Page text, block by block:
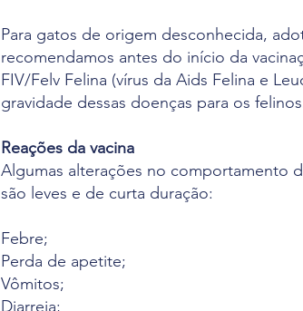
Para gatos de origem desconhecida,
recomendamos antes do início da
FIV/Felv Felina (vírus da Aids Felina e
gravidade dessas doenças para os
Reações da vacina
Algumas alterações no comportamento
são leves e de curta duração:
Febre;
Perda de apetite;
Vômitos;
Diarreia;